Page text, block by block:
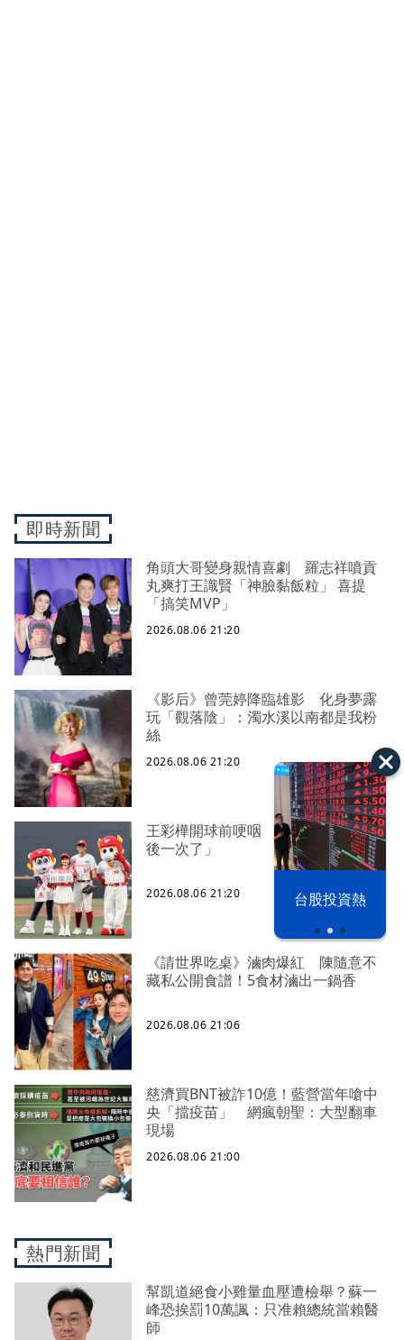
以色列 穹頂
台股投資熱
即時新聞
角頭大哥變身親情喜劇 羅志祥噴貢
丸爽打王識賢「神臉黏飯粒」 喜提
「搞笑MVP」
2026.08.06 21:20
《影后》曾莞婷降臨雄影 化身夢露
玩「觀落陰」：濁水溪以南都是我粉
絲
2026.08.06 21:20
王彩樺開球前哽咽 稱臉部加工「最
後一次了」
2026.08.06 21:20
《請世界吃桌》滷肉爆紅 陳隨意不
藏私公開食譜！5食材滷出一鍋香
2026.08.06 21:06
慈濟買BNT被詐10億！藍營當年嗆中
央「擋疫苗」 網瘋朝聖：大型翻車
現場
2026.08.06 21:00
熱門新聞
幫凱道絕食小雞量血壓遭檢舉？蘇一
峰恐挨罰10萬諷：只准賴總統當賴醫
師